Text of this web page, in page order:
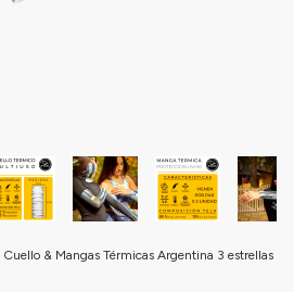
& Mangas Térmicas Argentina 3 estrellas